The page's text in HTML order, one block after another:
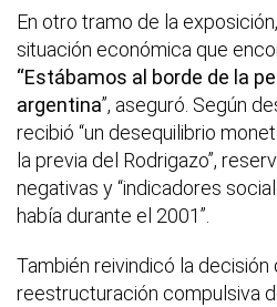
En otro tramo de la
situación económica que
“Estábamos al borde de la
argentina”, aseguró. Según
recibió “un desequilibrio
la previa del Rodrigazo”,
negativas y “indicadores
había durante el 2001”.
También reivindicó la decisión
reestructuración compulsiva